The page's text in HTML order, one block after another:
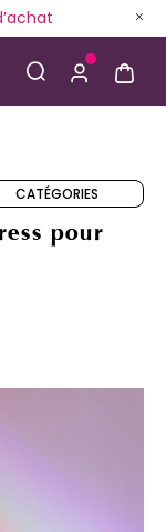
CATÉGORIES
pour